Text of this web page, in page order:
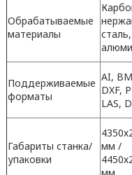
Обрабатываемые
материалы
сталь,
Поддерживаемые
форматы
AI,
DXF,
LAS,
Габариты станка/
упаковки
мм /